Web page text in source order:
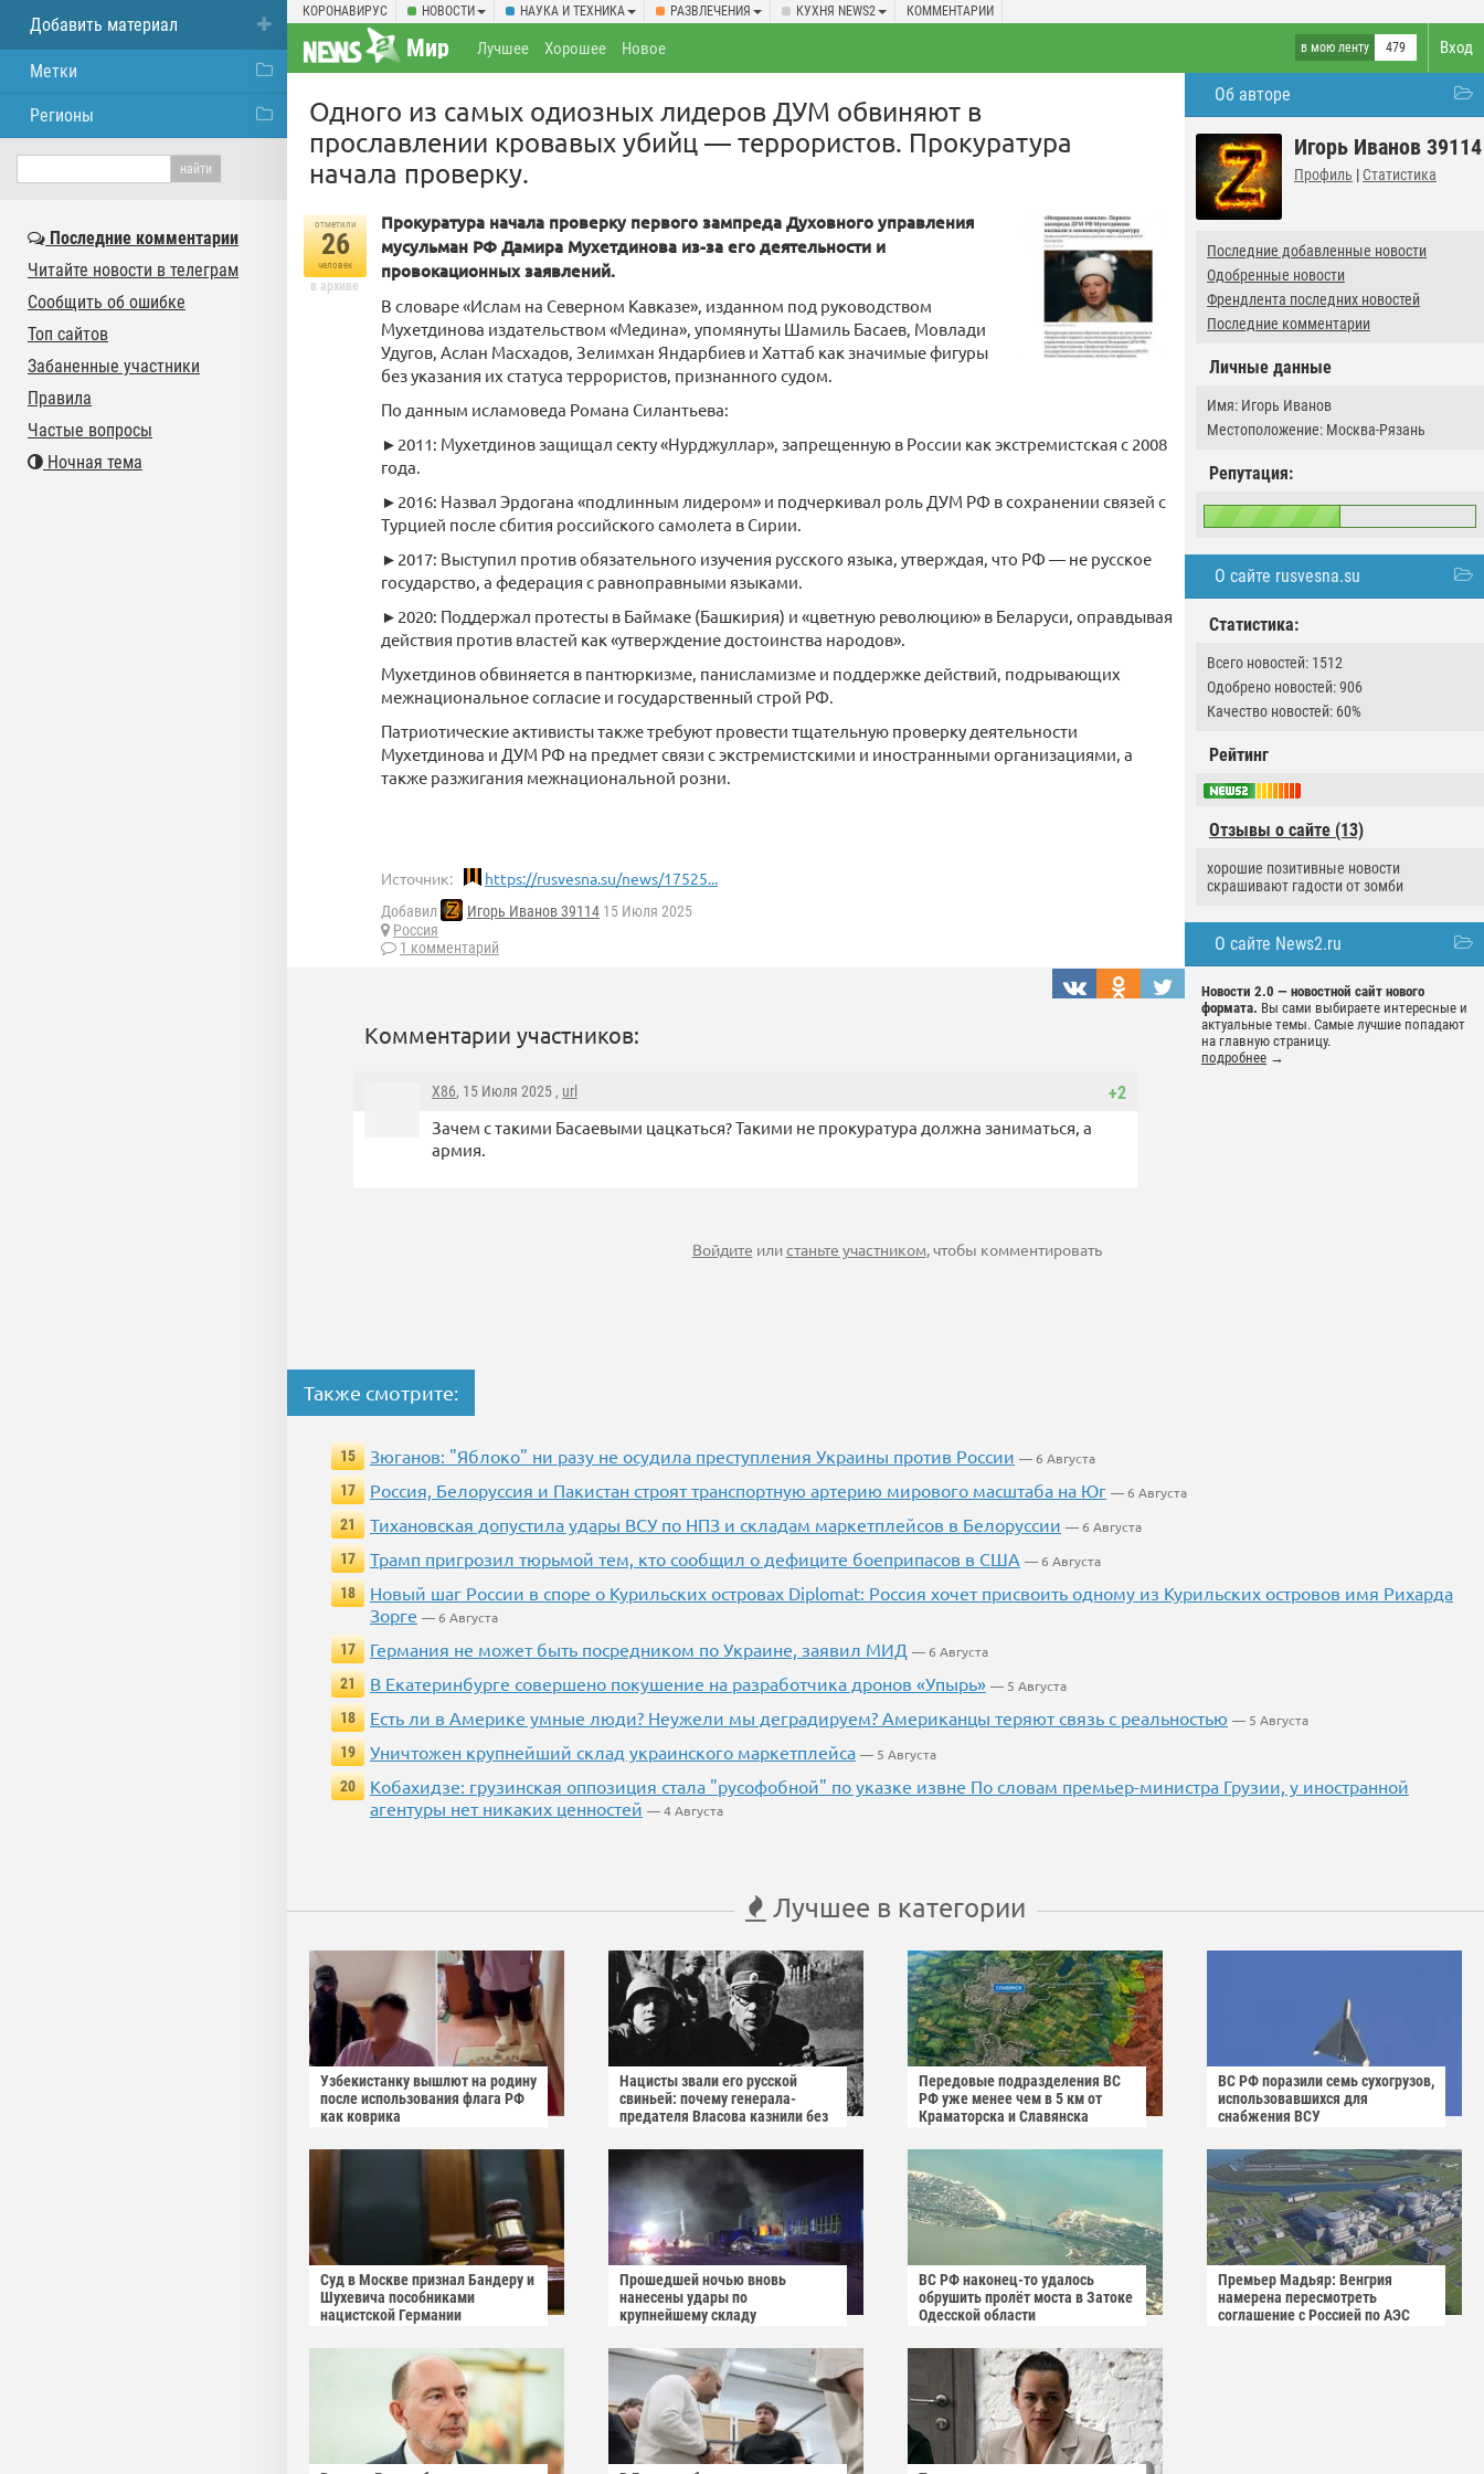
КОРОНАВИРУС НОВОСТИ НАУКА И ТЕХНИКА РАЗВЛЕЧЕНИЯ КУХНЯ NEWS2 КОММЕНТАРИИ
Вход
Мир в мою ленту 479
Лучшее Хорошее Новое
Об авторе
Игорь Иванов 39114
Профиль | Статистика
Последние добавленные новости
Одобренные новости
Френдлента последних новостей
Последние комментарии
Личные данные
Имя: Игорь Иванов
Местоположение: Москва-Рязань
Репутация:
О сайте rusvesna.su
Статистика:
Всего новостей: 1512
Одобрено новостей: 906
Качество новостей: 60%
Рейтинг
Отзывы о сайте (13)
хорошие позитивные новости
скрашивают гадости от зомби
О сайте News2.ru
Новости 2.0 — новостной сайт нового
формата. Вы сами выбираете интересные и
актуальные темы. Самые лучшие попадают
на главную страницу.
подробнее →
Одного из самых одиозных лидеров ДУМ обвиняют в
прославлении кровавых убийц — террористов. Прокуратура
начала проверку.
отметили
26
человек
в архиве
Прокуратура начала проверку первого зампреда Духовного управления
мусульман РФ Дамира Мухетдинова из-за его деятельности и
провокационных заявлений.
В словаре «Ислам на Северном Кавказе», изданном под руководством
Мухетдинова издательством «Медина», упомянуты Шамиль Басаев, Мовлади
Удугов, Аслан Масхадов, Зелимхан Яндарбиев и Хаттаб как значимые фигуры
без указания их статуса террористов, признанного судом.
По данным исламоведа Романа Силантьева:
►2011: Мухетдинов защищал секту «Нурджуллар», запрещенную в России как экстремистская с 2008
года.
►2016: Назвал Эрдогана «подлинным лидером» и подчеркивал роль ДУМ РФ в сохранении связей с
Турцией после сбития российского самолета в Сирии.
►2017: Выступил против обязательного изучения русского языка, утверждая, что РФ — не русское
государство, а федерация с равноправными языками.
►2020: Поддержал протесты в Баймаке (Башкирия) и «цветную революцию» в Беларуси, оправдывая
действия против властей как «утверждение достоинства народов».
Мухетдинов обвиняется в пантюркизме, панисламизме и поддержке действий, подрывающих
межнациональное согласие и государственный строй РФ.
Патриотические активисты также требуют провести тщательную проверку деятельности
Мухетдинова и ДУМ РФ на предмет связи с экстремистскими и иностранными организациями, а
также разжигания межнациональной розни.
Источник: https://rusvesna.su/news/17525...
Добавил Игорь Иванов 39114 15 Июля 2025
Россия
1 комментарий
Комментарии участников:
+2
X86, 15 Июля 2025 , url
Зачем с такими Басаевыми цацкаться? Такими не прокуратура должна заниматься, а
армия.
Войдите илистаньте участником, чтобы комментировать
Также смотрите:
15 Зюганов: "Яблоко" ни разу не осудила преступления Украины против России — 6 Августа
17
Россия, Белоруссия и Пакистан строят транспортную артерию мирового масштаба на Юг — 6 Августа
21
Тихановская допустила удары ВСУ по НПЗ и складам маркетплейсов в Белоруссии — 6 Августа
17
Трамп пригрозил тюрьмой тем, кто сообщил о дефиците боеприпасов в США — 6 Августа
18
Новый шаг России в споре о Курильских островах Diplomat: Россия хочет присвоить одному из Курильских островов имя Рихарда
Зорге — 6 Августа
17
Германия не может быть посредником по Украине, заявил МИД — 6 Августа
21
В Екатеринбурге совершено покушение на разработчика дронов «Упырь» — 5 Августа
18
Есть ли в Америке умные люди? Неужели мы деградируем? Американцы теряют связь с реальностью — 5 Августа
19
Уничтожен крупнейший склад украинского маркетплейса — 5 Августа
20
Кобахидзе: грузинская оппозиция стала "русофобной" по указке извне По словам премьер-министра Грузии, у иностранной
агентуры нет никаких ценностей — 4 Августа
Лучшее в категории
Узбекистанку вышлют на родину
после использования флага РФ
как коврика
Нацисты звали его русской
свиньей: почему генерала-
предателя Власова казнили без
Передовые подразделения ВС
РФ уже менее чем в 5 км от
Краматорска и Славянска
ВС РФ поразили семь сухогрузов,
использовавшихся для
снабжения ВСУ
Суд в Москве признал Бандеру и
Шухевича пособниками
нацистской Германии
Прошедшей ночью вновь
нанесены удары по
крупнейшему складу
Rozetka
ВС РФ наконец-то удалось
обрушить пролёт моста в Затоке
Одесской области
Премьер Мадьяр: Венгрия
намерена пересмотреть
соглашение с Россией по АЭС
Добавить материал
Метки
Регионы
Последние комментарии
Читайте новости в телеграм
Сообщить об ошибке
Топ сайтов
Забаненные участники
Правила
Частые вопросы
Ночная тема